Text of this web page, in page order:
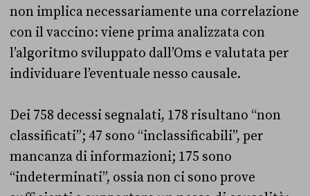
non implica necessariamente una correlazione
con il vaccino: viene prima analizzata con
l’algoritmo sviluppato dall’Oms e valutata per
individuare l’eventuale nesso causale.
Dei 758 decessi segnalati, 178 risultano “non
classificati”; 47 sono “inclassificabili”, per
mancanza di informazioni; 175 sono
“indeterminati”, ossia non ci sono prove